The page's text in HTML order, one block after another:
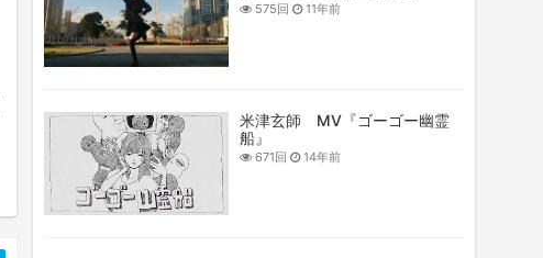
575回 11年前
米津玄師 MV『ゴーゴー幽霊
船』
671回 14年前